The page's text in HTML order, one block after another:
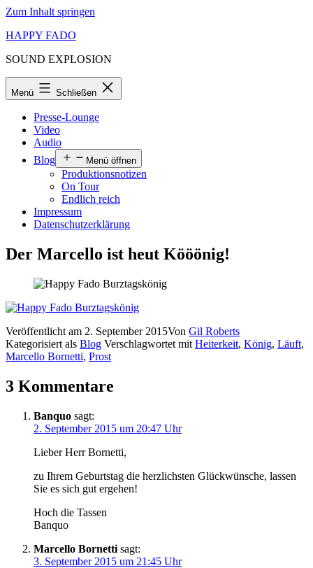
Zum Inhalt springen
HAPPY FADO
SOUND EXPLOSION
Menü Schließen
Presse-Lounge
Video
Audio
Blog
Menü öffnen
Produktionsnotizen
On Tour
Endlich reich
Impressum
Datenschutzerklärung
Der Marcello ist heut Kööönig!
Veröffentlicht am 2. September 2015Von Gil Roberts
Kategorisiert als Blog Verschlagwortet mit Heiterkeit, König, Läuft,
Marcello Bornetti, Prost
3 Kommentare
Banquo sagt:
2. September 2015 um 20:47 Uhr
Lieber Herr Bornetti,
zu Ihrem Geburtstag die herzlichsten Glückwünsche, lassen
Sie es sich gut ergehen!
Hoch die Tassen
Banquo
Marcello Bornetti sagt:
3. September 2015 um 21:45 Uhr